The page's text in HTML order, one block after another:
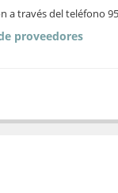
través del teléfono
proveedores